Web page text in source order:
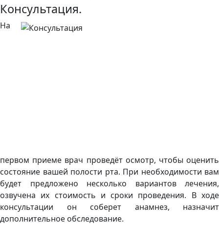
Консультация.
На
первом приеме врач проведёт осмотр, чтобы оценить
состояние вашей полости рта. При необходимости вам
будет предложено несколько вариантов лечения,
озвучена их стоимость и сроки проведения. В ходе
консультации он соберет анамнез, назначит
дополнительное обследование.